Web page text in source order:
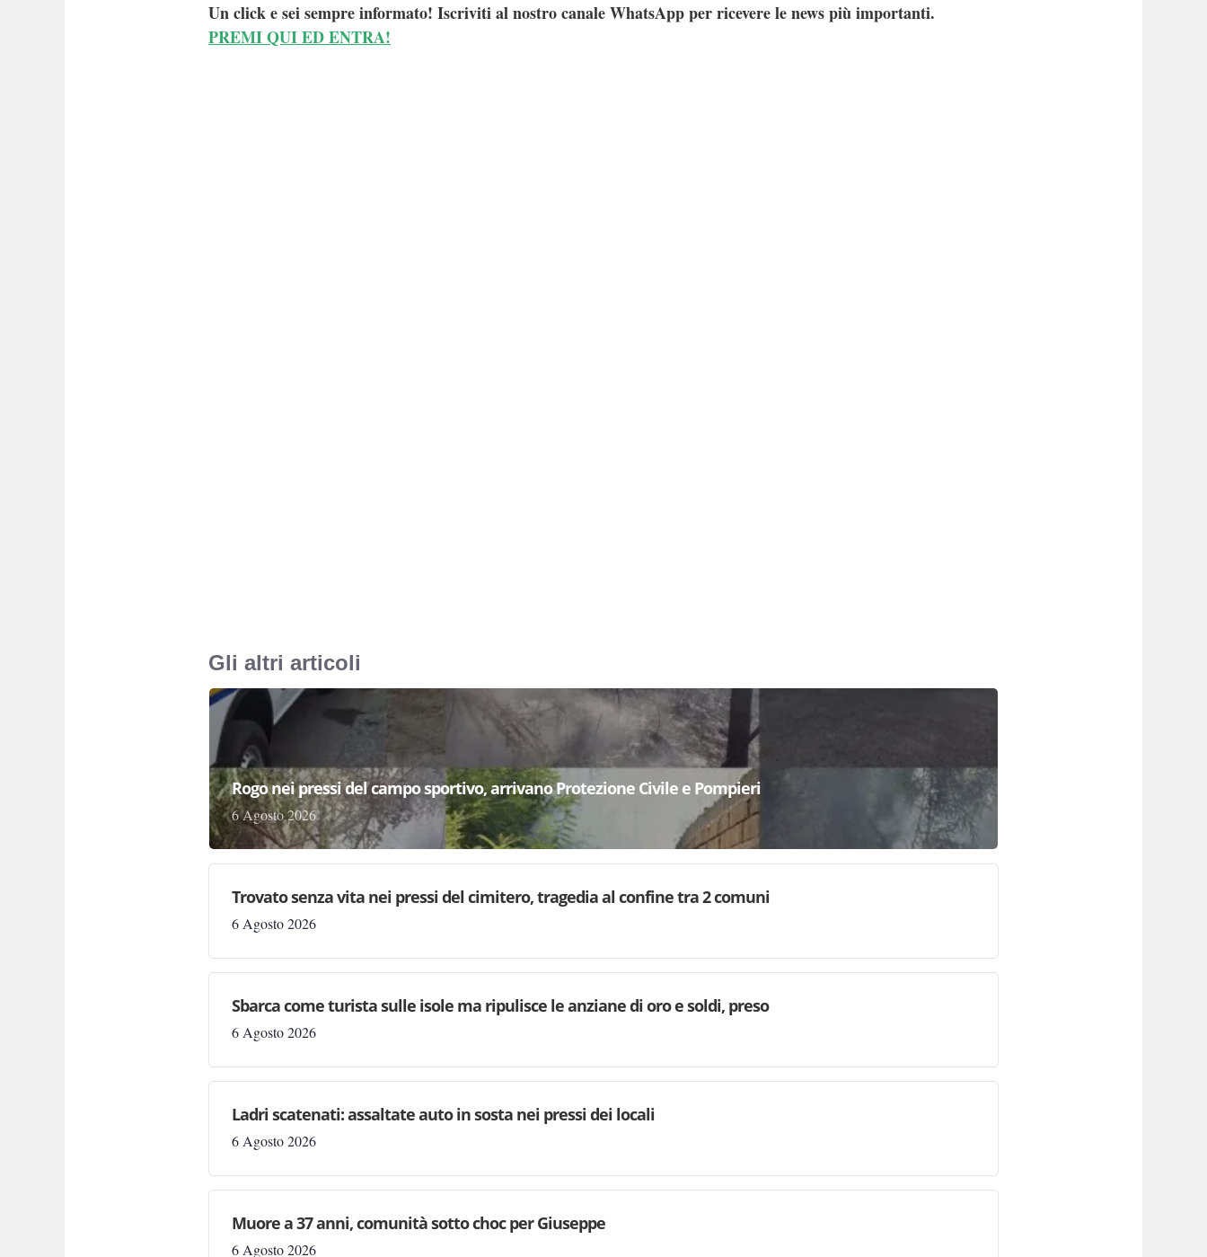
Un click e sei sempre informato! Iscriviti al nostro canale WhatsApp per ricevere le news più importanti.
PREMI QUI ED ENTRA!
Gli altri articoli
Rogo nei pressi del campo sportivo, arrivano Protezione Civile e Pompieri
6 Agosto 2026
Trovato senza vita nei pressi del cimitero, tragedia al confine tra 2 comuni
6 Agosto 2026
Sbarca come turista sulle isole ma ripulisce le anziane di oro e soldi, preso
6 Agosto 2026
Ladri scatenati: assaltate auto in sosta nei pressi dei locali
6 Agosto 2026
Muore a 37 anni, comunità sotto choc per Giuseppe
6 Agosto 2026